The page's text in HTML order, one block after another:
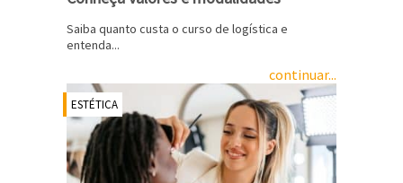
Saiba quanto custa o curso de logística e
entenda...
continuar...
ESTÉTICA